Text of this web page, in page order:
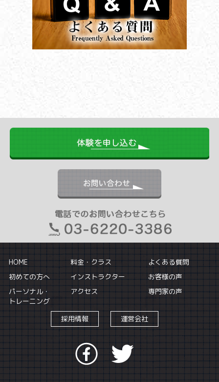
HOME 料金・クラス
よくある質問
初めての方へ
インストラクター
お客様の声
パーソナル・
トレーニング
アクセス 専門家の声
採用情報 運営会社